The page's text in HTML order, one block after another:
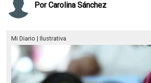
PorCarolina Sánchez
Mi Diario | Ilustrativa